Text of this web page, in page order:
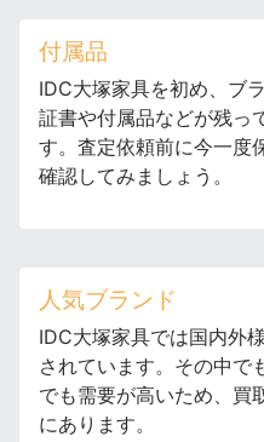
付属品
IDC大塚家具を初め、ブ
証書や付属品などが残っ
す。査定依頼前に今一度
確認してみましょう。
人気ブランド
IDC大塚家具では国内外
されています。その中で
でも需要が高いため、買
にあります。